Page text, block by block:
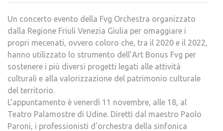
Un concerto evento della Fvg Orchestra organizzato
dalla Regione Friuli Venezia Giulia per omaggiare i
propri mecenati, ovvero coloro che, tra il 2020 e il 2022,
hanno utilizzato lo strumento dell’Art Bonus Fvg per
sostenere i più diversi progetti legati alle attività
culturali e alla valorizzazione del patrimonio culturale
del territorio.
L’appuntamento è venerdì 11 novembre, alle 18, al
Teatro Palamostre di Udine. Diretti dal maestro Paolo
Paroni, i professionisti d’orchestra della sinfonica